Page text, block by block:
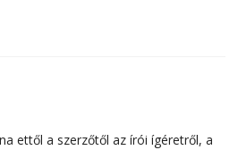
ettől a szerzőtől az írói ígéretről, a